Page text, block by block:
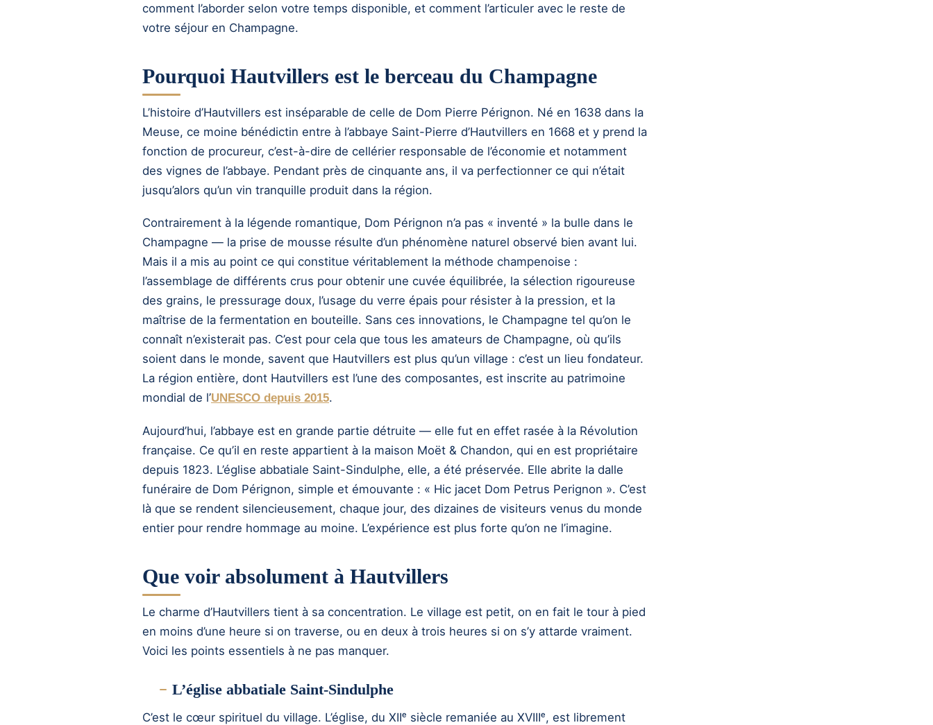
comment l’aborder selon votre temps disponible, et comment l’articuler avec le reste de
votre séjour en Champagne.
Pourquoi Hautvillers est le berceau du Champagne
L’histoire d’Hautvillers est inséparable de celle de Dom Pierre Pérignon. Né en 1638 dans la
Meuse, ce moine bénédictin entre à l’abbaye Saint-Pierre d’Hautvillers en 1668 et y prend la
fonction de procureur, c’est-à-dire de cellérier responsable de l’économie et notamment
des vignes de l’abbaye. Pendant près de cinquante ans, il va perfectionner ce qui n’était
jusqu’alors qu’un vin tranquille produit dans la région.
Contrairement à la légende romantique, Dom Pérignon n’a pas « inventé » la bulle dans le
Champagne — la prise de mousse résulte d’un phénomène naturel observé bien avant lui.
Mais il a mis au point ce qui constitue véritablement la méthode champenoise :
l’assemblage de différents crus pour obtenir une cuvée équilibrée, la sélection rigoureuse
des grains, le pressurage doux, l’usage du verre épais pour résister à la pression, et la
maîtrise de la fermentation en bouteille. Sans ces innovations, le Champagne tel qu’on le
connaît n’existerait pas. C’est pour cela que tous les amateurs de Champagne, où qu’ils
soient dans le monde, savent que Hautvillers est plus qu’un village : c’est un lieu fondateur.
La région entière, dont Hautvillers est l’une des composantes, est inscrite au patrimoine
mondial de l’UNESCO depuis 2015.
Aujourd’hui, l’abbaye est en grande partie détruite — elle fut en effet rasée à la Révolution
française. Ce qu’il en reste appartient à la maison Moët & Chandon, qui en est propriétaire
depuis 1823. L’église abbatiale Saint-Sindulphe, elle, a été préservée. Elle abrite la dalle
funéraire de Dom Pérignon, simple et émouvante : « Hic jacet Dom Petrus Perignon ». C’est
là que se rendent silencieusement, chaque jour, des dizaines de visiteurs venus du monde
entier pour rendre hommage au moine. L’expérience est plus forte qu’on ne l’imagine.
Que voir absolument à Hautvillers
Le charme d’Hautvillers tient à sa concentration. Le village est petit, on en fait le tour à pied
en moins d’une heure si on traverse, ou en deux à trois heures si on s’y attarde vraiment.
Voici les points essentiels à ne pas manquer.
L’église abbatiale Saint-Sindulphe
C’est le cœur spirituel du village. L’église, du XIIᵉ siècle remaniée au XVIIIᵉ, est librement